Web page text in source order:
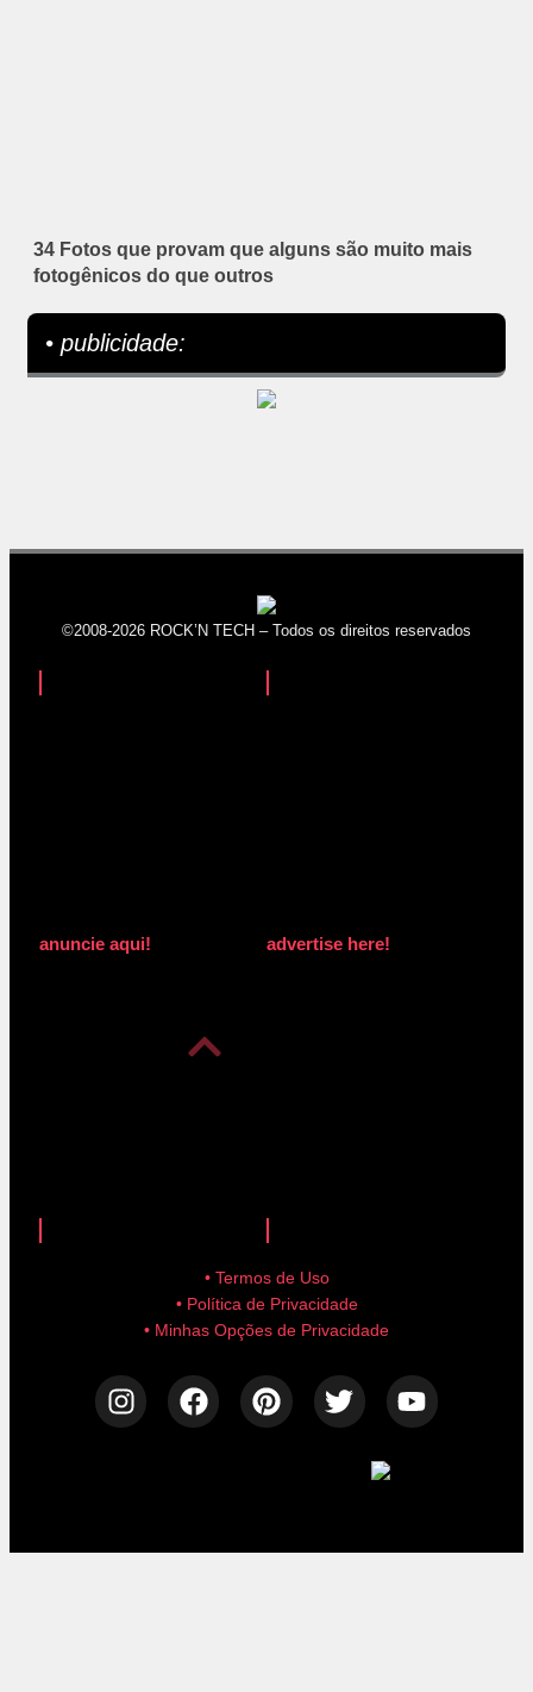
34 Fotos que provam que alguns são muito mais
fotogênicos do que outros
• publicidade:
©2008-2026 ROCK’N TECH – Todos os direitos reservados
anuncie aqui! advertise here!
• Termos de Uso
• Política de Privacidade
• Minhas Opções de Privacidade